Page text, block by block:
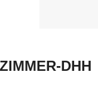
DHH